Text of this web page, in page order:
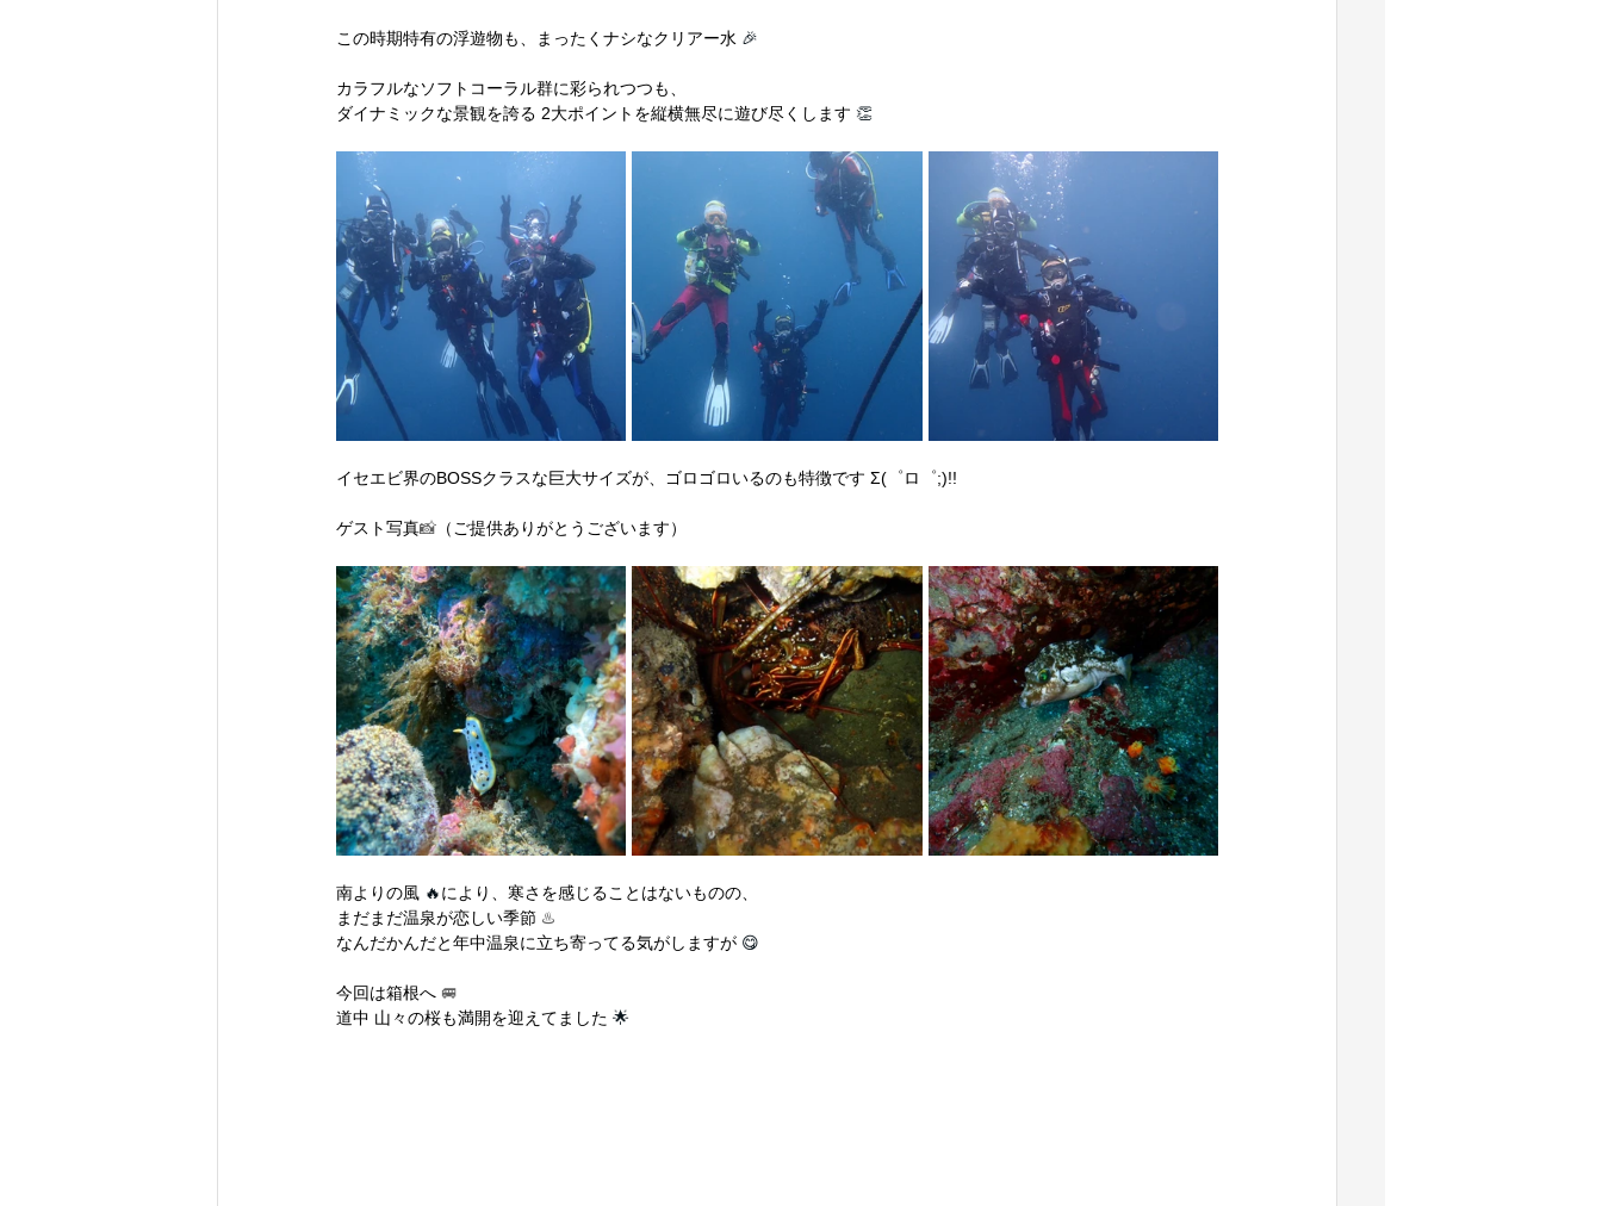
この時期特有の浮遊物も、まったくナシなクリアー水 🎉
カラフルなソフトコーラル群に彩られつつも、
ダイナミックな景観を誇る 2大ポイントを縦横無尽に遊び尽くします 👏
イセエビ界のBOSSクラスな巨大サイズが、ゴロゴロいるのも特徴です Σ(゜ロ゜;)!!
ゲスト写真📸 （ご提供ありがとうございます）
南よりの風 🔥により、寒さを感じることはないものの、
まだまだ温泉が恋しい季節 ♨️
なんだかんだと年中温泉に立ち寄ってる気がしますが 😋
今回は箱根へ 🚐
道中 山々の桜も満開を迎えてました 🌟